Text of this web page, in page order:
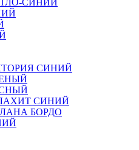
СИНИЙ
СИНИЙ
СИНИЙ
БОРДО